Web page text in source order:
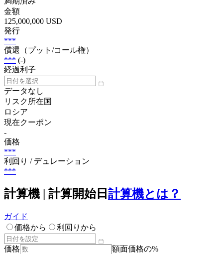
金額
125,000,000 USD
発行
***
償還（プット/コール権）
*** (-)
経過利子
データなし
リスク所在国
ロシア
現在クーポン
-
価格
***
利回り / デュレーション
***
計算機 | 計算開始日 計算機とは？
ガイド
価格から
利回りから
価格
額面価格の%